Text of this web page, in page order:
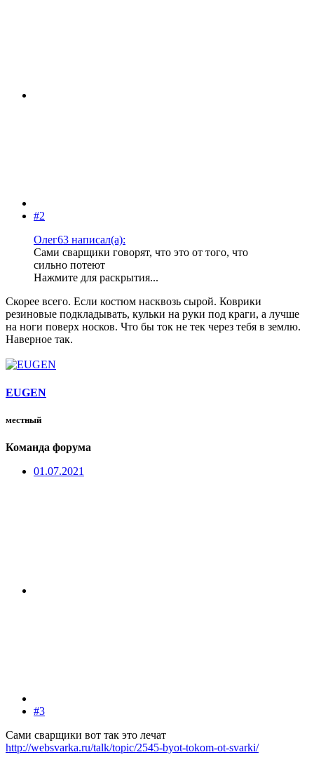
#2
Олег63 написал(а):
Сами сварщики говорят, что это от того, что
сильно потеют
Нажмите для раскрытия...
Скорее всего. Если костюм насквозь сырой. Коврики
резиновые подкладывать, кульки на руки под краги, а лучше
на ноги поверх носков. Что бы ток не тек через тебя в землю.
Наверное так.
EUGEN
местный
Команда форума
01.07.2021
#3
Сами сварщики вот так это лечат
http://websvarka.ru/talk/topic/2545-byot-tokom-ot-svarki/